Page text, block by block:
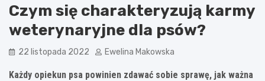
Czym się charakteryzują karmy
weterynaryjne dla psów?
22 listopada 2022 Ewelina Makowska
Każdy opiekun psa powinien zdawać sobie sprawę, jak ważna